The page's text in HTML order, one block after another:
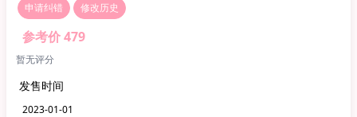
申请纠错 修改历史
参考价 479
暂无评分
发售时间
2023-01-01